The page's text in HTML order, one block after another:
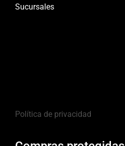
Sucursales
Política de privacidad